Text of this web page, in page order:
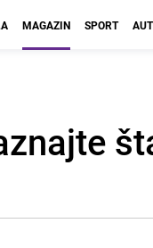
MAGAZIN SPORT